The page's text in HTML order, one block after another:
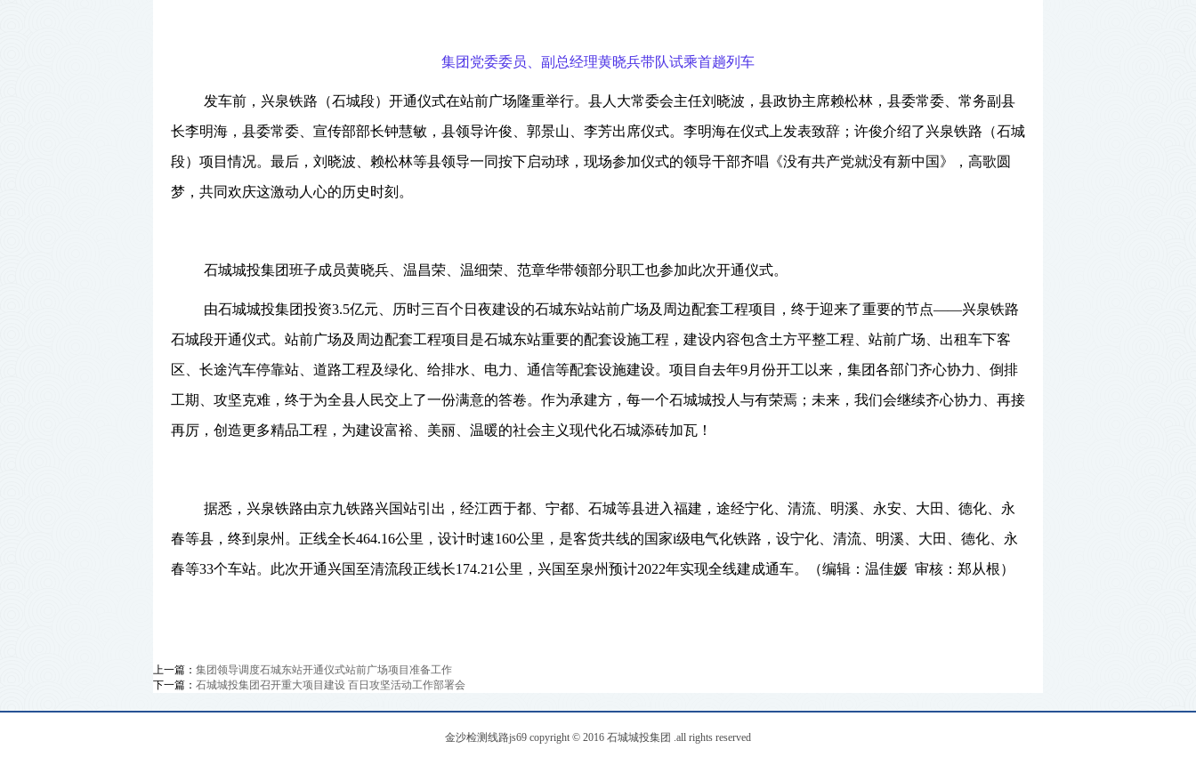
集团党委委员、副总经理黄晓兵带队试乘首趟列车
发车前，兴泉铁路（石城段）开通仪式在站前广场隆重举行。县人大常委会主任刘晓波，县政协主席赖松林，县委常委、常务副县
长李明海，县委常委、宣传部部长钟慧敏，县领导许俊、郭景山、李芳出席仪式。李明海在仪式上发表致辞；许俊介绍了兴泉铁路（石城
段）项目情况。最后，刘晓波、赖松林等县领导一同按下启动球，现场参加仪式的领导干部齐唱《没有共产党就没有新中国》，高歌圆
梦，共同欢庆这激动人心的历史时刻。
石城城投集团班子成员黄晓兵、温昌荣、温细荣、范章华带领部分职工也参加此次开通仪式。
由石城城投集团投资3.5亿元、历时三百个日夜建设的石城东站站前广场及周边配套工程项目，终于迎来了重要的节点——兴泉铁路
石城段开通仪式。站前广场及周边配套工程项目是石城东站重要的配套设施工程，建设内容包含土方平整工程、站前广场、出租车下客
区、长途汽车停靠站、道路工程及绿化、给排水、电力、通信等配套设施建设。 项目自去年9月份开工以来， 集团各部门齐心协力、倒排
工期、攻坚克难，终于为全县人民交上了一份满意的答卷。作为承建方，每一个石城城投人与有荣焉；未来，我们会继续齐心协力、再接
再厉，创造更多精品工程，为建设富裕、美丽、温暖的社会主义现代化石城添砖加瓦！
据悉，兴泉铁路由京九铁路兴国站引出，经江西于都、宁都、石城等县进入福建，途经宁化、清流、明溪、永安、大田、德化、永
春等县，终到泉州。正线全长464.16公里，设计时速160公里，是客货共线的国家i级电气化铁路，设宁化、清流、明溪、大田、德化、永
春等33个车站。此次开通兴国至清流段正线长174.21公里，兴国至泉州预计2022年实现全线建成通车。（编辑：温佳媛 审核：郑从根）
上一篇： 集团领导调度石城东站开通仪式站前广场项目准备工作
下一篇： 石城城投集团召开重大项目建设 百日攻坚活动工作部署会
金沙检测线路js69 copyright © 2016 石城城投集团 .all rights reserved